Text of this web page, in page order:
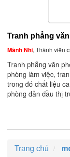
Tranh phẳng
Mãnh Nhi, Thành viên
Tranh phẳng văn
phòng làm việc,
trong đó chất liệu
phòng dẫn đầu thị
Trang chủ